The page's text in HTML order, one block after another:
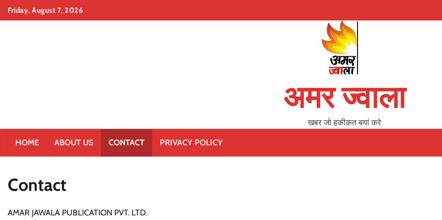
SkipFriday, August 7, 2026
अमर ज्वाला
खबर जो हकीकत बयां करे
HOME ABOUT US CONTACT PRIVACY POLICY
Contact
AMAR JAWALA PUBLICATION PVT. LTD.